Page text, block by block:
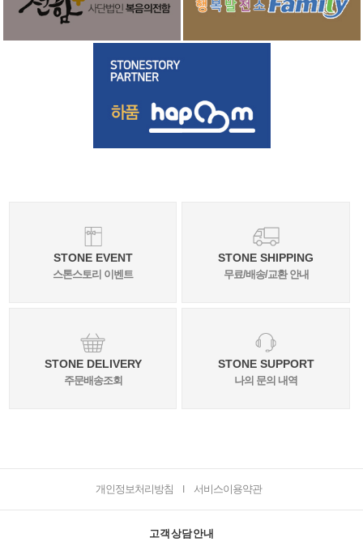
STONE EVENT
스톤스토리 이벤트
STONE SHIPPING
무료/배송/교환 안내
STONE DELIVERY
주문배송조회
STONE SUPPORT
나의 문의 내역
개인정보처리방침 서비스이용약관
고객상담안내